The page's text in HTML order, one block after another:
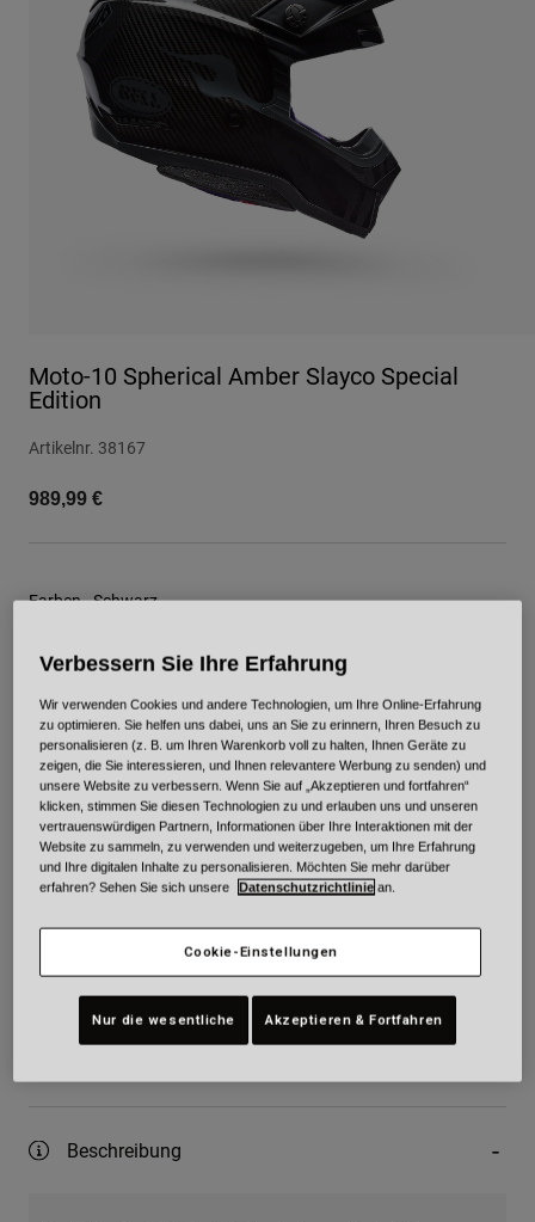
Adventure
Retro
Ersatzteile
Urban
Ersatzteile
Alle Artikel anzeigen
Moto-10 Spherical Amber Slayco Special
Edition
Artikelnr. 38167
989,99 €
Farben -Schwarz
ausgewählt
Größe Größentabelle
XS S M L XL 2XL
Zum Warenkorb hinzufügen
Kostenloser Versand bei Bestellungen ab 175€
Beschreibung
Verbessern Sie Ihre Erfahrung
Wir verwenden Cookies und andere Technologien, um Ihre Online-Erfahrung
zu optimieren. Sie helfen uns dabei, uns an Sie zu erinnern, Ihren Besuch zu
personalisieren (z. B. um Ihren Warenkorb voll zu halten, Ihnen Geräte zu
zeigen, die Sie interessieren, und Ihnen relevantere Werbung zu senden) und
unsere Website zu verbessern. Wenn Sie auf „Akzeptieren und fortfahren“
klicken, stimmen Sie diesen Technologien zu und erlauben uns und unseren
vertrauenswürdigen Partnern, Informationen über Ihre Interaktionen mit der
Website zu sammeln, zu verwenden und weiterzugeben, um Ihre Erfahrung
und Ihre digitalen Inhalte zu personalisieren. Möchten Sie mehr darüber
erfahren? Sehen Sie sich unsere
Datenschutzrichtlinie an.
Cookie-Einstellungen
Nur die wesentliche Akzeptieren & Fortfahren